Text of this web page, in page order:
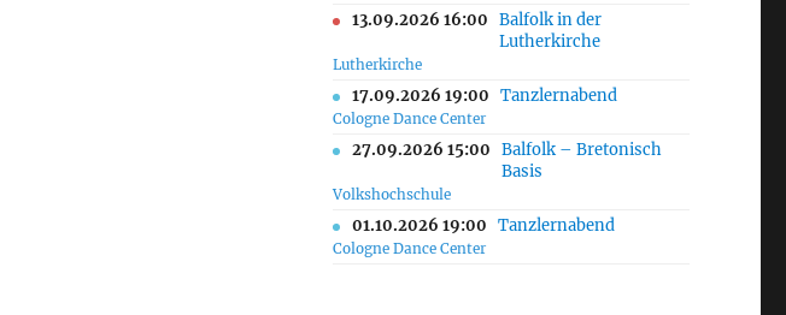
13.09.2026 16:00
Balfolk in der
Lutherkirche
Lutherkirche
17.09.2026 19:00 Tanzlernabend
Cologne Dance Center
27.09.2026 15:00
Balfolk – Bretonisch
Basis
Volkshochschule
01.10.2026 19:00 Tanzlernabend
Cologne Dance Center